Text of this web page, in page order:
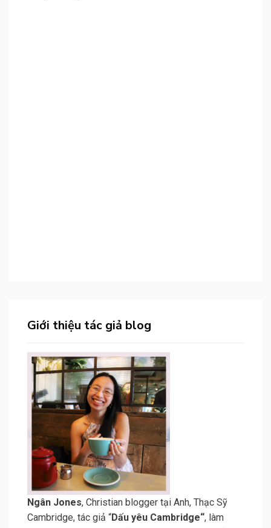
Giới thiệu tác giả blog
Ngân Jones, Christian blogger tại Anh, Thạc Sỹ
Cambridge, tác giả “Dấu yêu Cambridge“, làm